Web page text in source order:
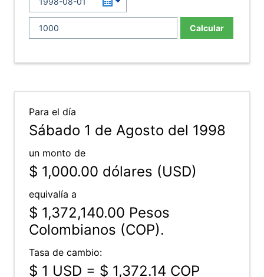
Calcular
Para el día
Sábado 1 de Agosto del 1998
un monto de
$ 1,000.00 dólares (USD)
equivalía a
$ 1,372,140.00 Pesos
Colombianos (COP).
Tasa de cambio:
$ 1 USD = $ 1,372.14 COP